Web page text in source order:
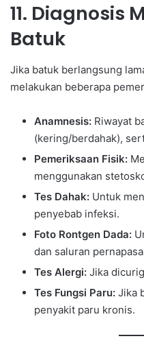
11. Diagnosis
Batuk
Jika batuk berlangsung
melakukan beberapa
Anamnesis: Riwayat
(kering/berdahak),
Pemeriksaan Fisik:
menggunakan
Tes Dahak: Untuk
penyebab infeksi.
Foto Rontgen Dada:
dan saluran
Tes Alergi: Jika
Tes Fungsi Paru: Jika
penyakit paru kronis.